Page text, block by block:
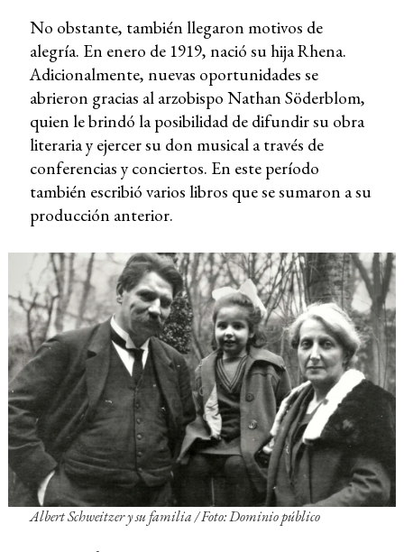
No obstante, también llegaron motivos de
alegría. En enero de 1919, nació su hija Rhena.
Adicionalmente, nuevas oportunidades se
abrieron gracias al arzobispo Nathan Söderblom,
quien le brindó la posibilidad de difundir su obra
literaria y ejercer su don musical a través de
conferencias y conciertos. En este período
también escribió varios libros que se sumaron a su
producción anterior.
Albert Schweitzer y su familia / Foto: Dominio público